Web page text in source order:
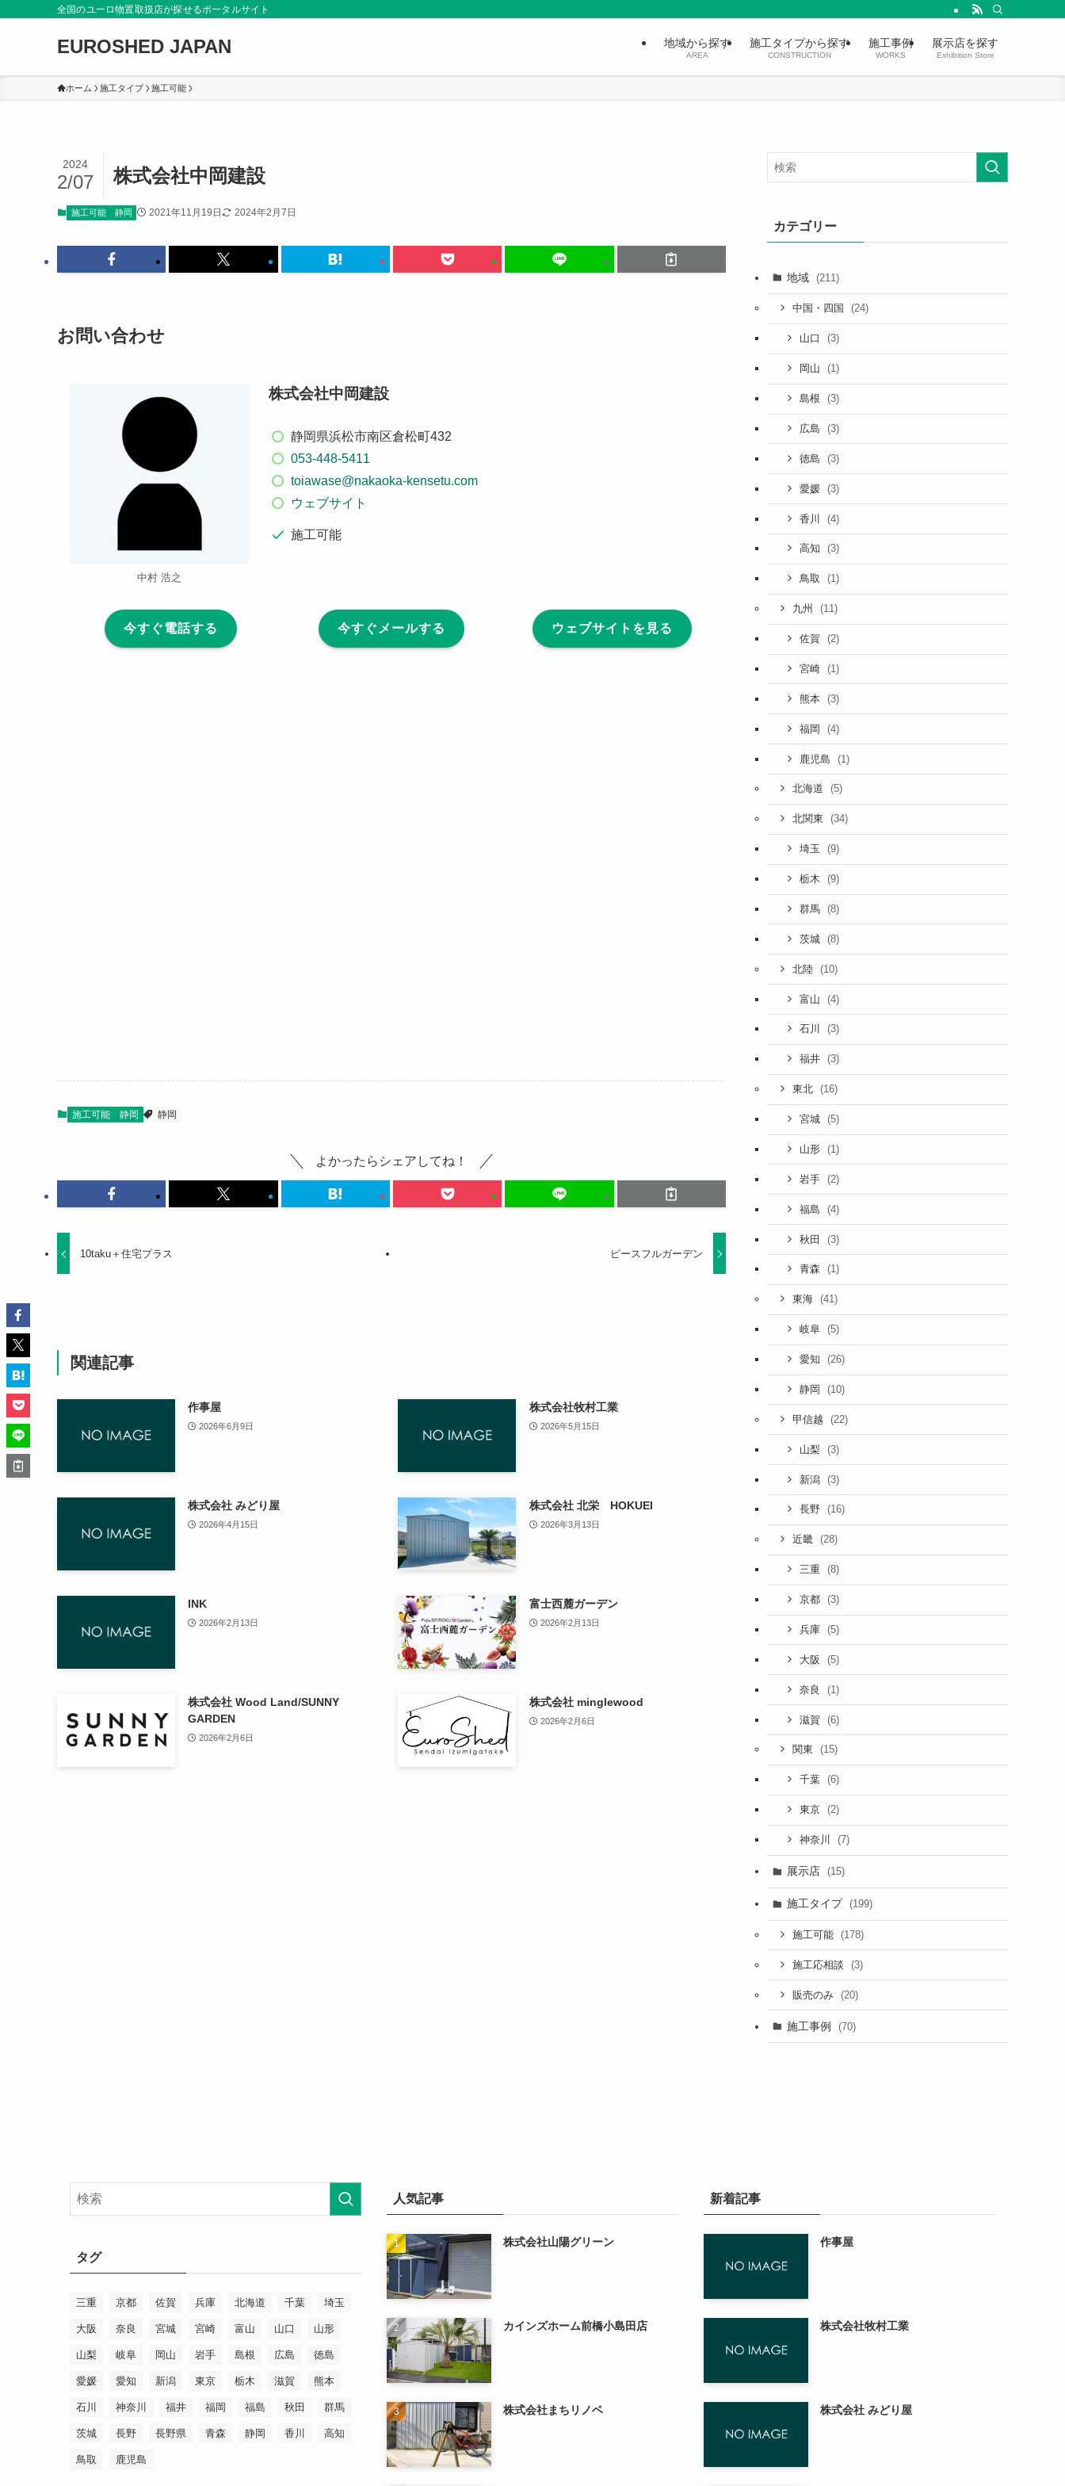
全国のユーロ物置取扱店が探せるポータルサイト
EUROSHED JAPAN 地域から探す
AREA
施工タイプから探す
CONSTRUCTION
施工事例
WORKS
展示店を探す
Exhibition Store
ホーム 施工タイプ 施工可能
株式会社中岡建設
2024
2/07
施工可能 静岡 2021年11月19日 2024年2月7日
お問い合わせ
中村 浩之
株式会社中岡建設
静岡県浜松市南区倉松町432
053-448-5411
toiawase@nakaoka-kensetu.com
ウェブサイト
施工可能
今すぐ電話する 今すぐメールする ウェブサイトを見る
施工可能 静岡 静岡
よかったらシェアしてね！
10taku＋住宅プラス ピースフルガーデン
関連記事
作事屋
2026年6月9日
株式会社牧村工業
2026年5月15日
株式会社 みどり屋
2026年4月15日
株式会社 北栄 HOKUEI
2026年3月13日
INK
2026年2月13日
富士西麓ガーデン
2026年2月13日
株式会社 Wood Land/SUNNY
GARDEN
2026年2月6日
株式会社 minglewood
2026年2月6日
カテゴリー
地域 (211)
中国・四国 (24)
山口 (3)
岡山 (1)
島根 (3)
広島 (3)
徳島 (3)
愛媛 (3)
香川 (4)
高知 (3)
鳥取 (1)
九州 (11)
佐賀 (2)
宮崎 (1)
熊本 (3)
福岡 (4)
鹿児島 (1)
北海道 (5)
北関東 (34)
埼玉 (9)
栃木 (9)
群馬 (8)
茨城 (8)
北陸 (10)
富山 (4)
石川 (3)
福井 (3)
東北 (16)
宮城 (5)
山形 (1)
岩手 (2)
福島 (4)
秋田 (3)
青森 (1)
東海 (41)
岐阜 (5)
愛知 (26)
静岡 (10)
甲信越 (22)
山梨 (3)
新潟 (3)
長野 (16)
近畿 (28)
三重 (8)
京都 (3)
兵庫 (5)
大阪 (5)
奈良 (1)
滋賀 (6)
関東 (15)
千葉 (6)
東京 (2)
神奈川 (7)
展示店 (15)
施工タイプ (199)
施工可能 (178)
施工応相談 (3)
販売のみ (20)
施工事例 (70)
タグ
三重 京都 佐賀 兵庫 北海道 千葉 埼玉
大阪 奈良 宮城 宮崎 富山 山口 山形
山梨 岐阜 岡山 岩手 島根 広島 徳島
愛媛 愛知 新潟 東京 栃木 滋賀 熊本
石川 神奈川 福井 福岡 福島 秋田 群馬
茨城 長野 長野県 青森 静岡 香川 高知
鳥取 鹿児島
人気記事
株式会社山陽グリーン
カインズホーム前橋小島田店
株式会社まちリノベ
新着記事
作事屋
株式会社牧村工業
株式会社 みどり屋